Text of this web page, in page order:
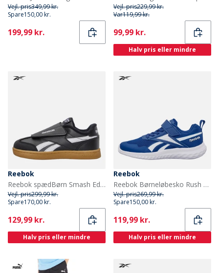
Vejl. pris349,99 kr.
Spare150,00 kr.
Current
199,99 kr.
Vejl. pris229,99 kr.
Var119,99 kr.
Current
99,99 kr.
Halv pris eller mindre
Reebok
Reebok spædBørn Smash Edge Velcro Træningssko Sort/Hvid/Gum
Vejl. pris299,99 kr.
Spare170,00 kr.
Current
129,99 kr.
Halv pris eller mindre
Reebok
Reebok Børneløbesko Rush Runner 5 med elastiksnørebånd og velcrorem Neutral Vector Blue/Vector Blue/Hvid
Vejl. pris269,99 kr.
Spare150,00 kr.
Current
119,99 kr.
Halv pris eller mindre